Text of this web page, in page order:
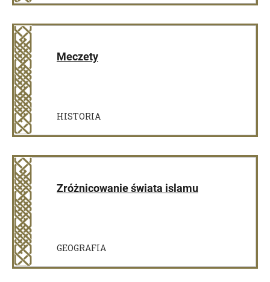
Meczety
HISTORIA
Zróżnicowanie świata islamu
GEOGRAFIA